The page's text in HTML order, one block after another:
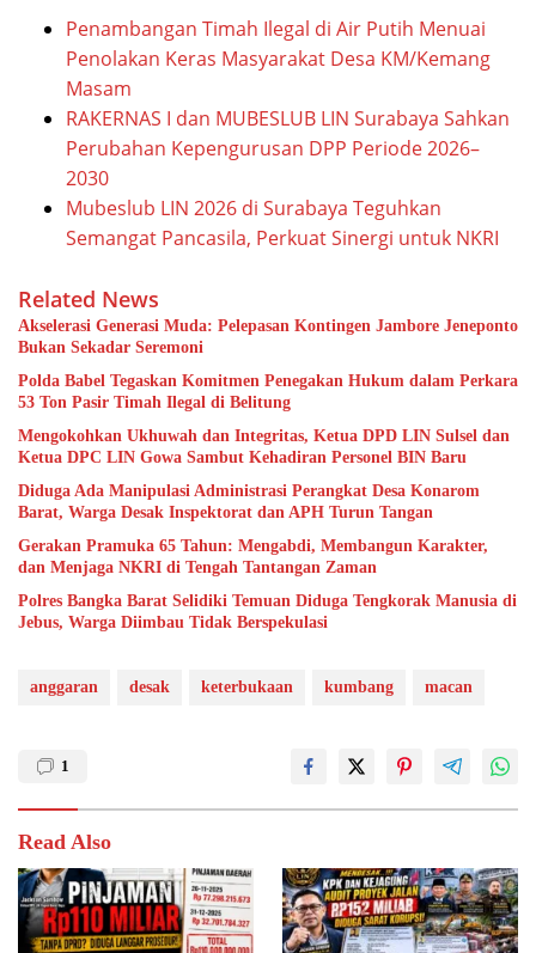
Penambangan Timah Ilegal di Air Putih Menuai
Penolakan Keras Masyarakat Desa KM/Kemang
Masam
RAKERNAS I dan MUBESLUB LIN Surabaya Sahkan
Perubahan Kepengurusan DPP Periode 2026–
2030
Mubeslub LIN 2026 di Surabaya Teguhkan
Semangat Pancasila, Perkuat Sinergi untuk NKRI
Related News
Akselerasi Generasi Muda: Pelepasan Kontingen Jambore Jeneponto
Bukan Sekadar Seremoni
Polda Babel Tegaskan Komitmen Penegakan Hukum dalam Perkara
53 Ton Pasir Timah Ilegal di Belitung
Mengokohkan Ukhuwah dan Integritas, Ketua DPD LIN Sulsel dan
Ketua DPC LIN Gowa Sambut Kehadiran Personel BIN Baru
Diduga Ada Manipulasi Administrasi Perangkat Desa Konarom
Barat, Warga Desak Inspektorat dan APH Turun Tangan
Gerakan Pramuka 65 Tahun: Mengabdi, Membangun Karakter,
dan Menjaga NKRI di Tengah Tantangan Zaman
Polres Bangka Barat Selidiki Temuan Diduga Tengkorak Manusia di
Jebus, Warga Diimbau Tidak Berspekulasi
anggaran desak keterbukaan kumbang macan
1
Read Also